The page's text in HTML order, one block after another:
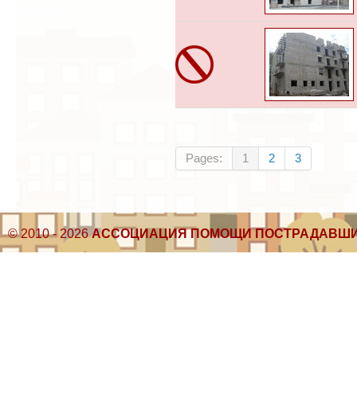
Pages: 1 2 3
© 2010 - 2026АССОЦИАЦИЯ ПОМОЩИ